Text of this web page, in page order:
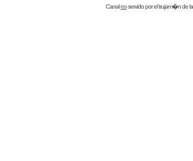
Canalrssservido por eltrujam�nde